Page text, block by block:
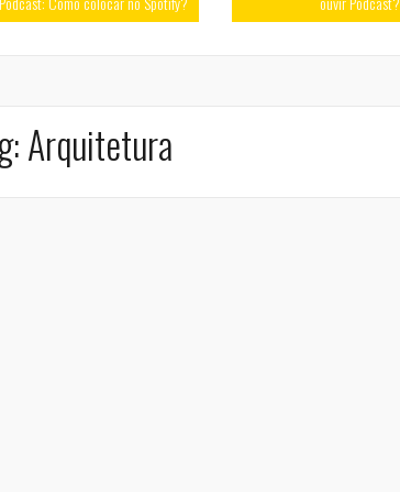
Arquitetura